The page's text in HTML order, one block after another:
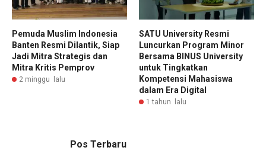
Pemuda Muslim Indonesia
Banten Resmi Dilantik, Siap
Jadi Mitra Strategis dan
Mitra Kritis Pemprov
2 minggu lalu
SATU University Resmi
Luncurkan Program Minor
Bersama BINUS University
untuk Tingkatkan
Kompetensi Mahasiswa
dalam Era Digital
1 tahun lalu
Pos Terbaru